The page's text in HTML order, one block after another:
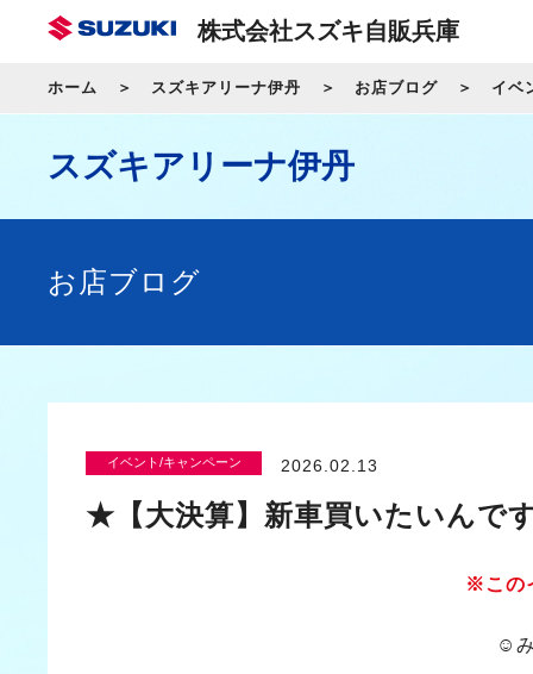
株式会社スズキ自販兵庫
ホーム スズキアリーナ伊丹 お店ブログ イベ
スズキアリーナ伊丹
お店ブログ
イベント/キャンペーン 2026.02.13
★【大決算】新車買いたいんで
※この
☺